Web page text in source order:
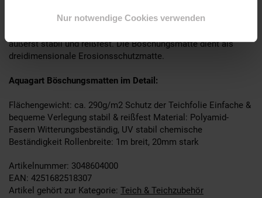
Nur notwendige Cookies verwenden
Unsere hochwertigen Ufermatten für Teiche und Co. bestehen
äußerst stabil und reißfest. Die Böschungsmatte dient als
dreidimensionale Erosionsschutzmatte.
Aquagart Böschungsmatten im Detail:
Flächengewicht: ca. 290g/m2 Schutz der Teichfolie Einfache &
bequeme Verlegung stabil & reißfest Material: Polyamid-
Fasern Witterungsbeständig, UV stabil chemische
Beständigkeit Rollenbreite: 1m breit, 20mm stark
Artikelnummer: 3048604000
EAN: 4251682518307
Artikel gehört zur Kategorie: Teich & Teichzubehör